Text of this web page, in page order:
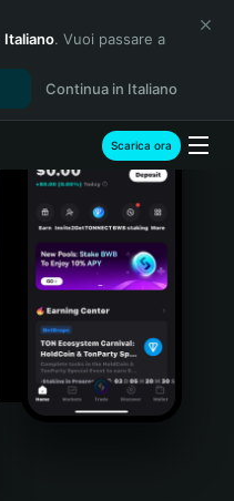
Italiano. Vuoi passare a
Continua in Italiano
Scarica ora